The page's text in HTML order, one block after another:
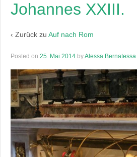
Johannes XXIII.
‹ Zurück zu Auf nach Rom
Posted on 25. Mai 2014 byAlessa Bernatessa